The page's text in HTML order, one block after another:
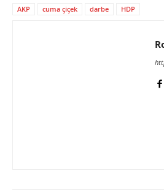
AKP cuma çiçek darbe HDP